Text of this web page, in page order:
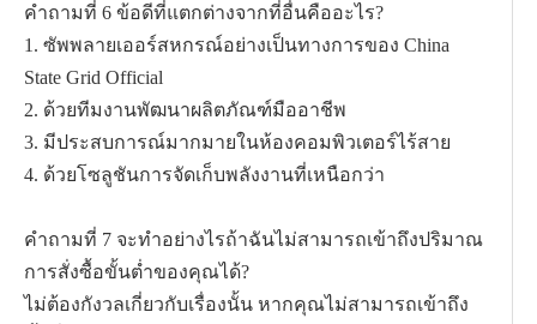
คำถามที่ 6 ข้อดีที่แตกต่างจากที่อื่นคืออะไร?
1. ซัพพลายเออร์สหกรณ์อย่างเป็นทางการของ China
State Grid Official
2. ด้วยทีมงานพัฒนาผลิตภัณฑ์มืออาชีพ
3. มีประสบการณ์มากมายในห้องคอมพิวเตอร์ไร้สาย
4. ด้วยโซลูชันการจัดเก็บพลังงานที่เหนือกว่า
คำถามที่ 7 จะทำอย่างไรถ้าฉันไม่สามารถเข้าถึงปริมาณ
การสั่งซื้อขั้นต่ำของคุณได้?
ไม่ต้องกังวลเกี่ยวกับเรื่องนั้น หากคุณไม่สามารถเข้าถึง